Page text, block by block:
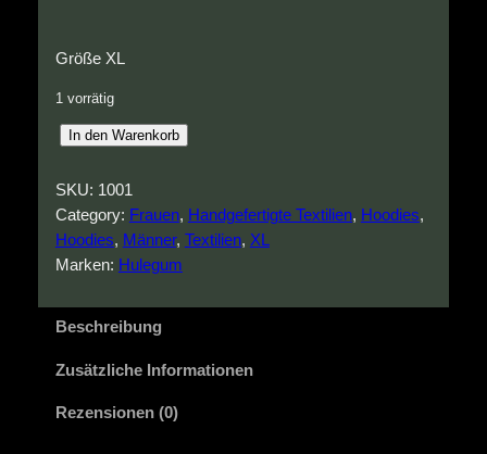
Größe XL
1 vorrätig
T
A
S
C
P
E
o
In den Warenkorb
SKU: 1001
Category: Frauen, Handgefertigte Textilien, Hoodies
Hoodies, Männer, Textilien, XL
Marken: Hulegum
Beschreibung
Zusätzliche Informationen
Rezensionen (0)